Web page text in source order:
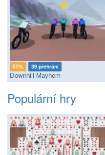
57% 39 přehrání
Downhill Mayhem
Populární hry